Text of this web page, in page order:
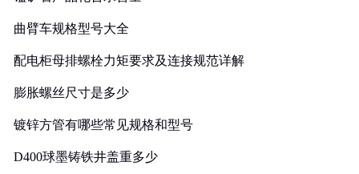
曲臂车规格型号大全
配电柜母排螺栓力矩要求及连接规范详解
膨胀螺丝尺寸是多少
镀锌方管有哪些常见规格和型号
D400球墨铸铁井盖重多少